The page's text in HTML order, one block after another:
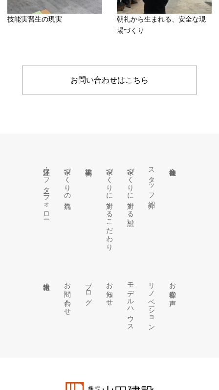
技能実習生の現実
朝礼から生まれる、安全な現
場づくり
お問い合わせはこちら
保証・アフターフォロー 家づくりの流れ 家づくりに対するこだわり 家づくりに対する想い スタッフ紹介
お問い合わせ ブログ お知らせ モデルハウス リノベーション お客様の声